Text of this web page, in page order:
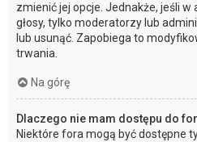
zmienić jej opcje. Jednakże, jeśli w
głosy, tylko moderatorzy lub
lub usunąć. Zapobiega to
trwania.
Na górę
Dlaczego nie mam dostępu do
Niektóre fora mogą być dostępne